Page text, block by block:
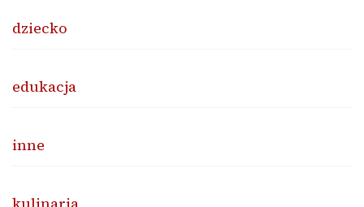
dziecko
edukacja
inne